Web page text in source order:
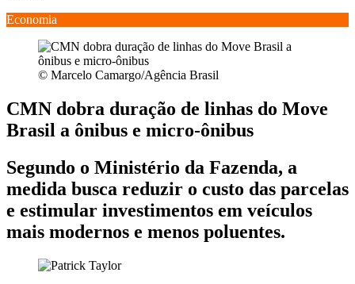
Economia
© Marcelo Camargo/Agência Brasil
CMN dobra duração de linhas do Move
Brasil a ônibus e micro-ônibus
Segundo o Ministério da Fazenda, a
medida busca reduzir o custo das parcelas
e estimular investimentos em veículos
mais modernos e menos poluentes.